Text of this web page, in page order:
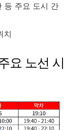
등 주요 도시 간
치
요 노선 시